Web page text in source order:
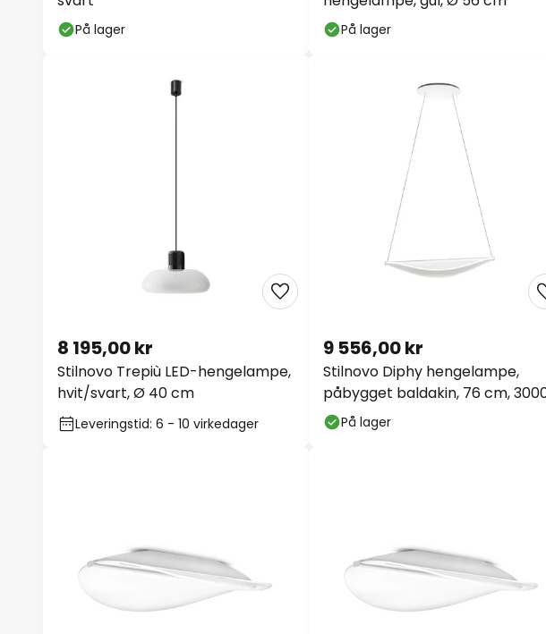
På lager På lager
Stilnovo Trepiù LED-hengelampe,
hvit/svart, Ø 40 cm
8 195,00 kr
Stilnovo Diphy hengelampe,
påbygget baldakin, 76 cm, 3000K
9 556,00 kr